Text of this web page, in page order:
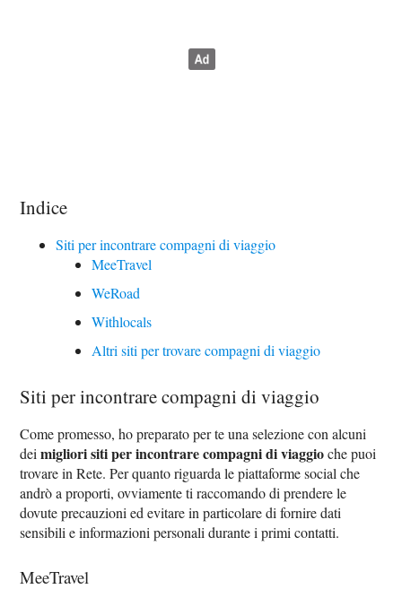
Indice
Siti per incontrare compagni di viaggio
MeeTravel
WeRoad
Withlocals
Altri siti per trovare compagni di viaggio
Siti per incontrare compagni di viaggio
Come promesso, ho preparato per te una selezione con alcuni
deimigliori siti per incontrare compagni di viaggioche puoi
trovare in Rete. Per quanto riguarda le piattaforme social che
andrò a proporti, ovviamente ti raccomando di prendere le
dovute precauzioni ed evitare in particolare di fornire dati
sensibili e informazioni personali durante i primi contatti.
MeeTravel